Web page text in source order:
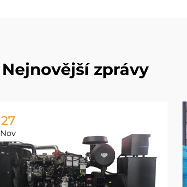
Nejnovější zprávy
27
Nov